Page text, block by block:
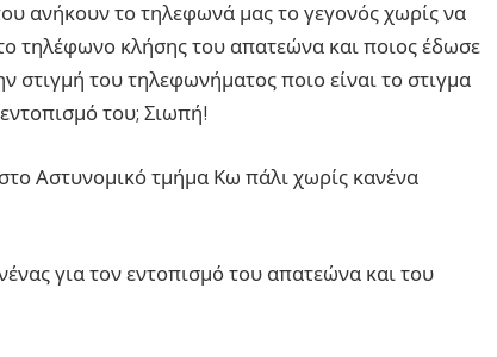
ανήκουν το τηλεφωνά μας το γεγονός χωρίς να
τηλέφωνο κλήσης του απατεώνα και ποιος έδωσε
στιγμή του τηλεφωνήματος ποιο είναι το στιγμα
του; Σιωπή!
Αστυνομικό τμήμα Κω πάλι χωρίς κανένα
για τον εντοπισμό του απατεώνα και του